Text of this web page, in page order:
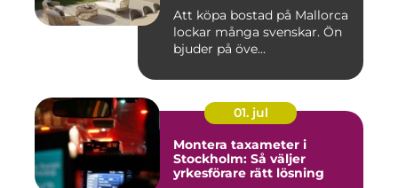
Att köpa bostad på Mallorca
lockar många svenskar. Ön
bjuder på öve...
01. jul
Montera taxameter i
Stockholm: Så väljer
yrkesförare rätt lösning